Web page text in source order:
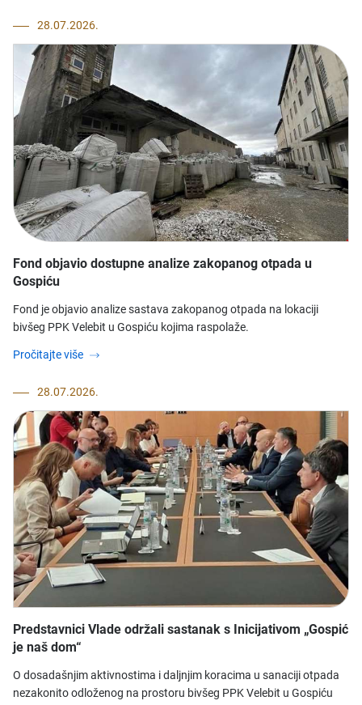
28.07.2026.
Fond objavio dostupne analize zakopanog otpada u
Gospiću
Fond je objavio analize sastava zakopanog otpada na lokaciji
bivšeg PPK Velebit u Gospiću kojima raspolaže.
Pročitajte više
28.07.2026.
Predstavnici Vlade održali sastanak s Inicijativom „Gospić
je naš dom“
O dosadašnjim aktivnostima i daljnjim koracima u sanaciji otpada
nezakonito odloženog na prostoru bivšeg PPK Velebit u Gospiću